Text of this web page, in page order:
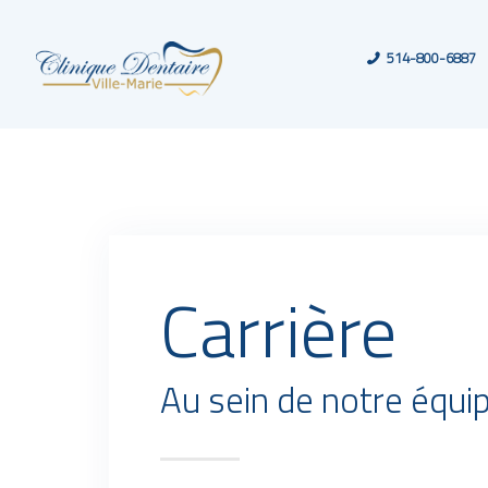
514-800-6887
Carrière
Au sein de notre